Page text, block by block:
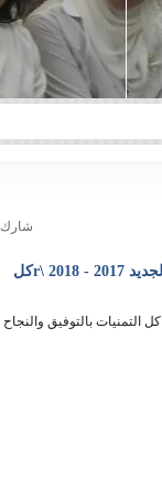
شارك
افتتاح المبنى الجديد لمقر جامعة الاتحاد الخاصة في حلب الشهباء نزلة الغزالي للعام الدراسي الجديد 2017 - 2018 \rكل
افتتاح المبنى الجديد لمقر جامعة الاتحاد الخاصة في حلب الشهباء نزلة الغزالي للعام الدراسي الجديد 2017 - 2018 كل التمنيات بالتوفيق والنجاح